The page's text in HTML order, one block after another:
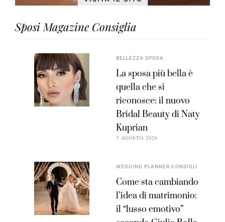
Sposi Magazine Consiglia
BELLEZZA SPOSA
La sposa più bella è
quella che si
riconosce: il nuovo
Bridal Beauty di Naty
Kuprian
7 AGOSTO 2026
WEDDING PLANNER CONSIGLI
Come sta cambiando
l’idea di matrimonio:
il “lusso emotivo”